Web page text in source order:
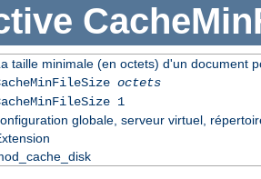
taille minimale (en octets) d'un document
octets
1
globale, serveur virtuel,